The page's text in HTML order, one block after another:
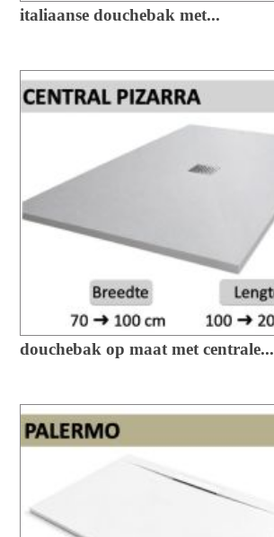
italiaanse douchebak met...
douchebak op maat met centrale...